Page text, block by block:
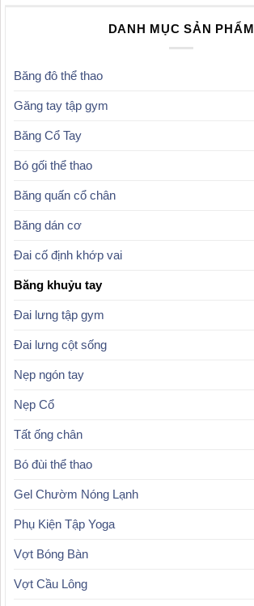
DANH MỤC SẢN PHẨM
Băng đô thể thao
Găng tay tập gym
Băng Cổ Tay
Bó gối thể thao
Băng quấn cổ chân
Băng dán cơ
Đai cố định khớp vai
Băng khuỷu tay
Đai lưng tập gym
Đai lưng cột sống
Nẹp ngón tay
Nẹp Cổ
Tất ống chân
Bó đùi thể thao
Gel Chườm Nóng Lạnh
Phụ Kiện Tập Yoga
Vợt Bóng Bàn
Vợt Cầu Lông